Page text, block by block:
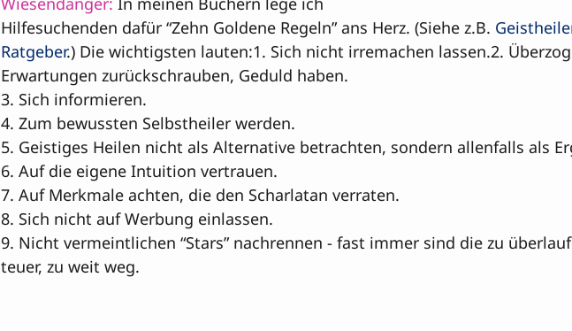
Hilfesuchenden dafür “Zehn Goldene Regeln” ans Herz. (Siehe z.B.
Ratgeber.) Die wichtigsten lauten:1. Sich nicht irremachen lassen.2.
Erwartungen zurückschrauben, Geduld haben.
3. Sich informieren.
4. Zum bewussten Selbstheiler werden.
5. Geistiges Heilen nicht als Alternative betrachten, sondern allenfalls als
6. Auf die eigene Intuition vertrauen.
7. Auf Merkmale achten, die den Scharlatan verraten.
8. Sich nicht auf Werbung einlassen.
9. Nicht vermeintlichen “Stars” nachrennen - fast immer sind die zu
teuer, zu weit weg.